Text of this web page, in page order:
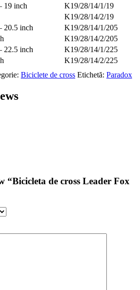
19 inch
K19/28/14/1/19
K19/28/14/2/19
20.5 inch
K19/28/14/1/205
K19/28/14/2/205
22.5 inch
K19/28/14/1/225
K19/28/14/2/225
Biciclete de cross Etichetă: Paradox
“Bicicleta de cross Leader Fox